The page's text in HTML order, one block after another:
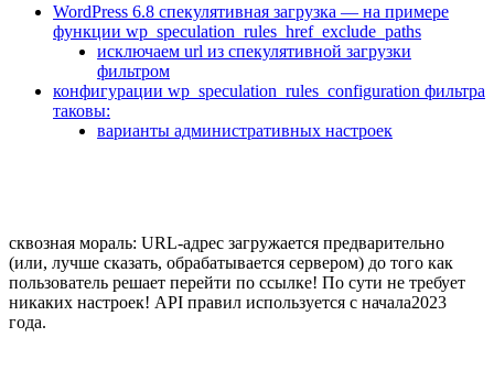
WordPress 6.8 спекулятивная загрузка — на примере
функции wp_speculation_rules_href_exclude_paths
исключаем url из спекулятивной загрузки
фильтром
конфигурации wp_speculation_rules_configuration фильтра
таковы:
варианты административных настроек
сквозная мораль: URL-адрес загружается предварительно
(или, лучше сказать, обрабатывается сервером) до того как
пользователь решает перейти по ссылке! По сути не требует
никаких настроек! API правил используется с начала2023
года.